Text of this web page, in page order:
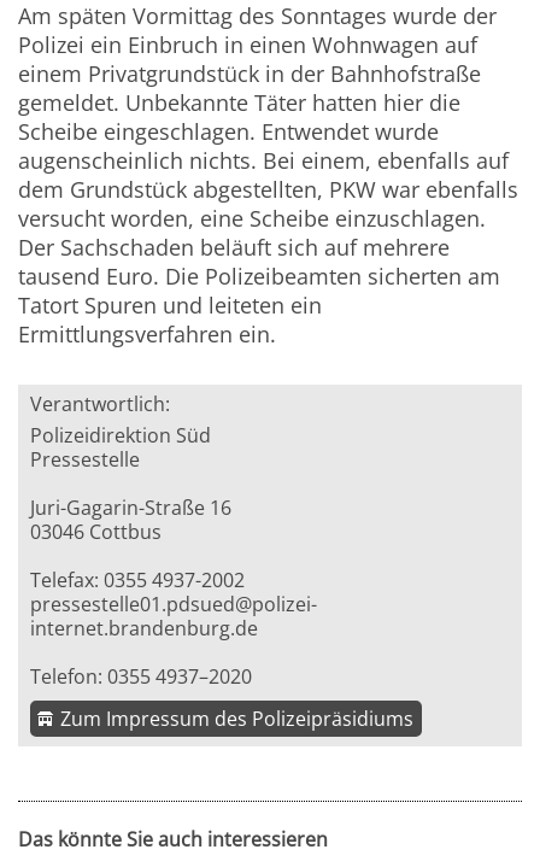
Am späten Vormittag des Sonntages wurde der
Polizei ein Einbruch in einen Wohnwagen auf
einem Privatgrundstück in der Bahnhofstraße
gemeldet. Unbekannte Täter hatten hier die
Scheibe eingeschlagen. Entwendet wurde
augenscheinlich nichts. Bei einem, ebenfalls auf
dem Grundstück abgestellten, PKW war ebenfalls
versucht worden, eine Scheibe einzuschlagen.
Der Sachschaden beläuft sich auf mehrere
tausend Euro. Die Polizeibeamten sicherten am
Tatort Spuren und leiteten ein
Ermittlungsverfahren ein.
Verantwortlich:
Polizeidirektion Süd
Pressestelle
Juri-Gagarin-Straße 16
03046 Cottbus
Telefax: 0355 4937-2002
pressestelle01.pdsued@polizei-
internet.brandenburg.de
Telefon: 0355 4937–2020
Zum Impressum des Polizeipräsidiums
Das könnte Sie auch interessieren